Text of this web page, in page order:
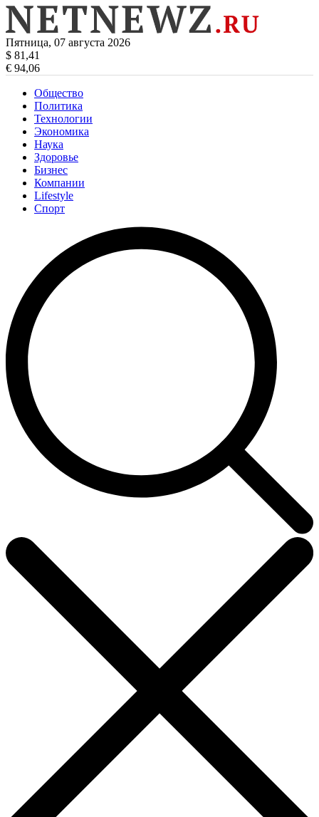
Пятница, 07 августа 2026
$ 81,41
€ 94,06
Общество
Политика
Технологии
Экономика
Наука
Здоровье
Бизнес
Компании
Lifestyle
Спорт